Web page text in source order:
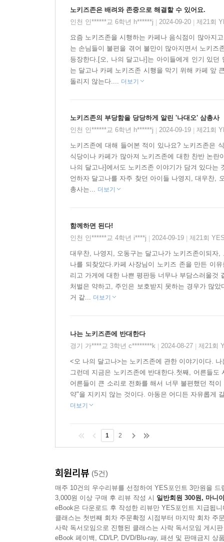
실패한다. 말이 통하지 않는 달고나 아저씨를 상
공간인지에 대해서. 반면에 어린이가 들어오면
된다.”밖에 없다. 더 직관적이고 설득력 있게 주
알게 된다. 누군가를 차별하고 배제하는 일에
차별한다면, 그게 바로 ‘혐오’다.
나중에 할아버지 됐는데 늙은 사람 오면 안 된다고
그때마다 그냥, 아 그렇군요 할 거야?
- 본문 65쪽
나대는데 해내요
아니, 나대니까 해내요
콩가루토스트를 너무나 사랑했던 오동구는 마침
것으로 넘기지 않았던 세 어린이가 열심히 나
지날수록 ‘노키즈존’은 존중과 배려에 관한 문제라
우린 얌전히 서 있을 뿐인데 왜 그러는 걸까. 어린
단지 그 때문에 우리가 자기에게 피해를 준다고 여
그 누구도 그런 눈으로 쳐다보지 않을 거다.
- 본문 115쪽
합당한 이유 없이 자기가 속한 집단 앞에 ‘NO'
가르고 벽을 두릅니다. 바깥쪽은 차갑습니다. 그
그래서 난 그 이야기를 하고 싶어졌습니다.
노키즈존은 배려와 존중으로 해결할 수 있어요.
인천 인******교 6학년 h******j
2024-09-20 제21회
요즘 노키즈존을 시행하는 카페나 음식점이 많아지
는 손님들이 불편을 겪어 불만이 많아지면서 노키
등장한다.[오, 나의 달고나]는 아이들에게 인기 있던
는 달고나 카페 노키즈존 시행을 막기 위해 카페 앞
돌리지 않는다....
더보기
노키즈존의 부당함을 당당하게 알린 '나대오' 삼총사
인천 인******교 6학년 h******j
2024-09-19 제21회
노키즈존에 대해 들어본 적이 있나요? 노키즈존은
식당이나 카페가 많아져 노키즈존에 대한 찬반 논
나의 달고나]에서도 노키즈존 이야기가 담겨 있다
언하자 달고나를 자주 찾던 아이들 나영지, 대우찬,
총사는...
더보기
함께하면 된다!
인천 인******교 4학년 i****j
2024-09-19 제21회
대우찬, 나영지, 오동구는 달고나가 노키즈존이되
나를 되찾았다.카페 사장님이 노키즈 존을 만든 이
리고 가게에 대한 나쁜 평판등 너무나 부담스러울것
처벌은 약하고, 주인은 보호받지 못하는 경우가 많
거 같...
더보기
나는 노키즈존에 반대한다
경기 가****교 3학년 c********k
2024-08-27 제21회
<오 나의 달고나>는 노키즈존에 관한 이야기이다.
그런데 지금은 노키즈존에 반대한다.첫째, 어른들
어른들이 큰 소리로 전화를 해서 너무 불편했던 적
약"을 지키지 않는 것이다. 아동은 어디든 자유롭게
더보기
1 2
회원리뷰 (5건)
매주 10건의 우수리뷰를 선정하여 YES포인트 3만원을 드
3,000원 이상 구매 후 리뷰 작성 시 일반회원 300원, 마니
eBook은 다운로드 후 작성한 리뷰만 YES포인트 지급됩니
클래스는 첫번째 회차 주문확정 시점부터 마지막 회차 주
사락 독서모임으로 진행된 클래스는 사락 독서모임 게시
eBook 페이백, CD/LP, DVD/Blu-ray, 패션 및 판매금지 상